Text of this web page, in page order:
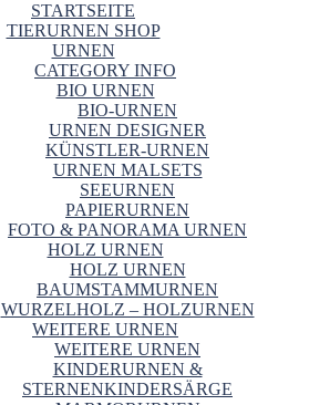
STARTSEITE
TIERURNEN SHOP
URNEN
CATEGORY INFO
BIO URNEN
BIO-URNEN
URNEN DESIGNER
KÜNSTLER-URNEN
URNEN MALSETS
SEEURNEN
PAPIERURNEN
FOTO & PANORAMA URNEN
HOLZ URNEN
HOLZ URNEN
BAUMSTAMMURNEN
WURZELHOLZ – HOLZURNEN
WEITERE URNEN
WEITERE URNEN
KINDERURNEN &
STERNENKINDERSÄRGE